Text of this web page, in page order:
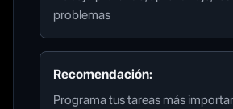
problemas
Recomendación:
Programa tus tareas más